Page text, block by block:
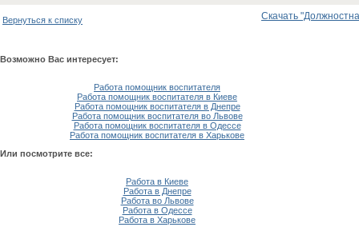
Вернуться к списку Скачать
Возможно Вас интересует:
Работа помощник воспитателя
Работа помощник воспитателя в Киеве
Работа помощник воспитателя в Днепре
Работа помощник воспитателя во Львове
Работа помощник воспитателя в Одессе
Работа помощник воспитателя в Харькове
Или посмотрите все:
Работа в Киеве
Работа в Днепре
Работа во Львове
Работа в Одессе
Работа в Харькове